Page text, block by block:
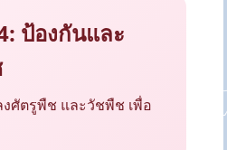
ป้องกันและ
ศัตรูพืช และวัชพืช เพื่อ